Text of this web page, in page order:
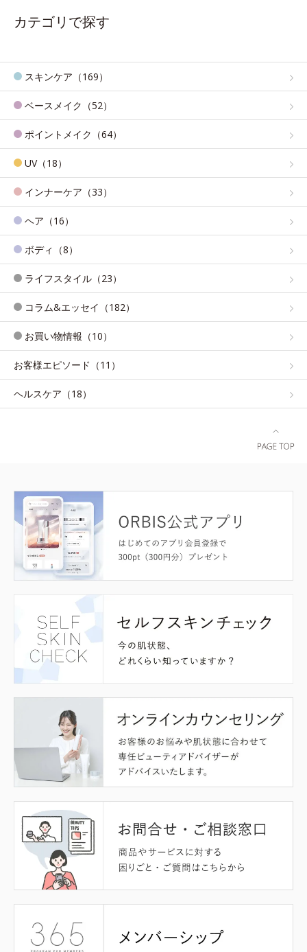
カテゴリで探す
スキンケア（169）
ベースメイク（52）
ポイントメイク（64）
UV（18）
インナーケア（33）
ヘア（16）
ボディ（8）
ライフスタイル（23）
コラム&エッセイ（182）
お買い物情報（10）
お客様エピソード（11）
ヘルスケア（18）